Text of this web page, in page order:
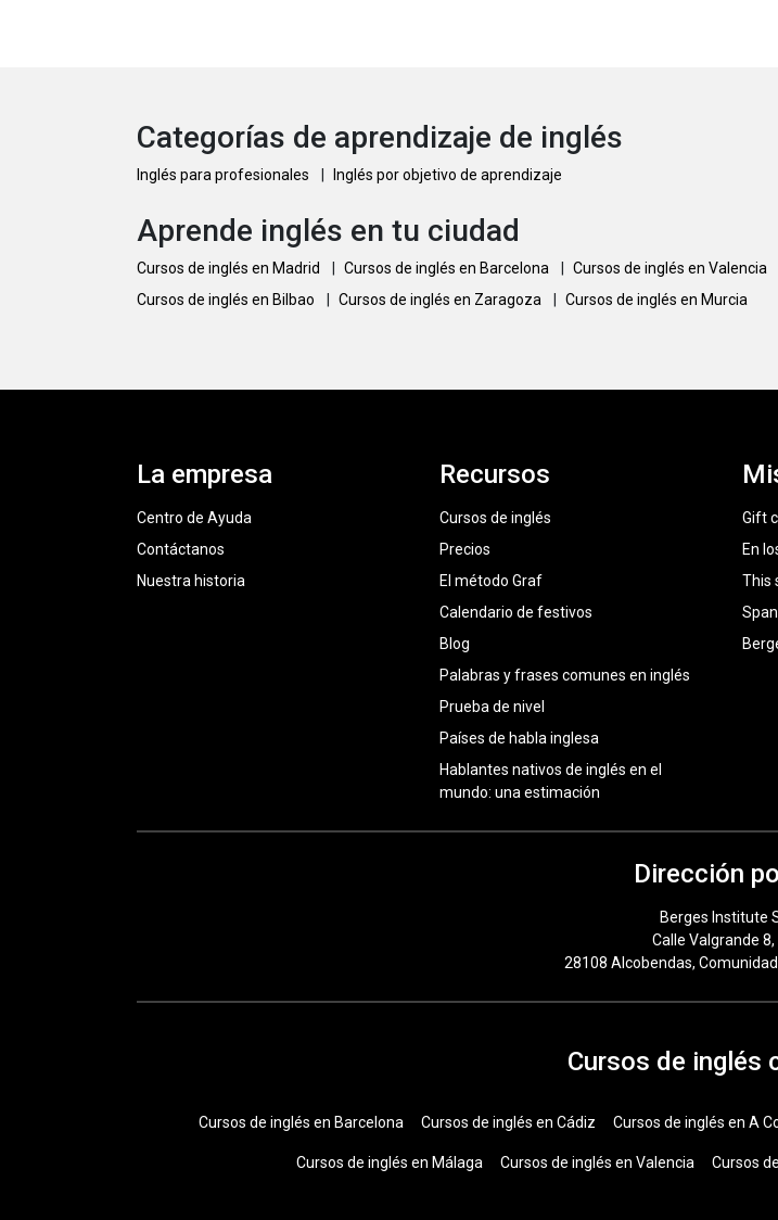
Categorías de aprendizaje de inglés
Inglés para profesionales Inglés por objetivo de aprendizaje
Aprende inglés en tu ciudad
Cursos de inglés en Madrid Cursos de inglés en Barcelona Cursos de inglés en Valencia
Cursos de inglés en Bilbao
Cursos de inglés en Zaragoza Cursos de inglés en Murcia
La empresa
Centro de Ayuda
Contáctanos
Nuestra historia
Recursos
Cursos de inglés
Precios
El método Graf
Calendario de festivos
Blog
Palabras y frases comunes en inglés
Prueba de nivel
Países de habla inglesa
Hablantes nativos de inglés en el
mundo: una estimación
Gift
En
This
Dirección
Berges Institute
Calle Valgrande 8,
28108 Alcobendas,
Cursos de inglés
Cursos de inglés en Barcelona Cursos de inglés en Cádiz Cursos de inglés en A
Cursos de inglés en Málaga Cursos de inglés en Valencia Cursos